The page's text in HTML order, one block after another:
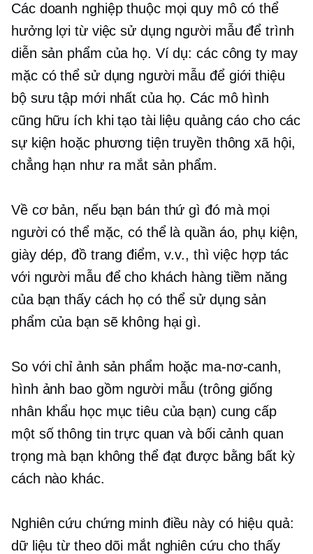
Các doanh nghiệp thuộc mọi quy mô có thể
hưởng lợi từ việc sử dụng người mẫu để trình
diễn sản phẩm của họ. Ví dụ: các công ty may
mặc có thể sử dụng người mẫu để giới thiệu
bộ sưu tập mới nhất của họ. Các mô hình
cũng hữu ích khi tạo tài liệu quảng cáo cho các
sự kiện hoặc phương tiện truyền thông xã hội,
chẳng hạn như ra mắt sản phẩm.
Về cơ bản, nếu bạn bán thứ gì đó mà mọi
người có thể mặc, có thể là quần áo, phụ kiện,
giày dép, đồ trang điểm, v.v., thì việc hợp tác
với người mẫu để cho khách hàng tiềm năng
của bạn thấy cách họ có thể sử dụng sản
phẩm của bạn sẽ không hại gì.
So với chỉ ảnh sản phẩm hoặc ma-nơ-canh,
hình ảnh bao gồm người mẫu (trông giống
nhân khẩu học mục tiêu của bạn) cung cấp
một số thông tin trực quan và bối cảnh quan
trọng mà bạn không thể đạt được bằng bất kỳ
cách nào khác.
Nghiên cứu chứng minh điều này có hiệu quả:
dữ liệu từ theo dõi mắtnghiên cứu cho thấy